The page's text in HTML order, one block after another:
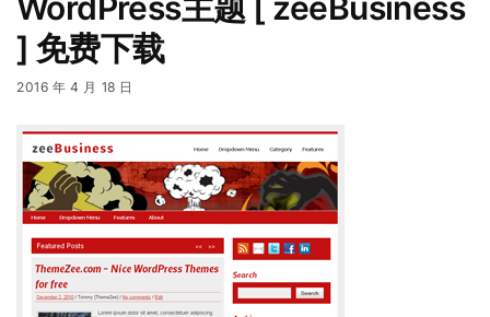
] 免费下载
2016 年 4 月 18 日